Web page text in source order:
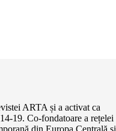
ARTA și a activat ca
19. Co-fondatoare a rețelei